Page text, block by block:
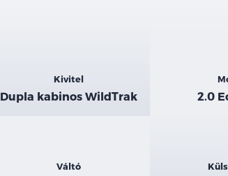
Kivitel
Dupla kabinos WildTrak 2.0
Váltó